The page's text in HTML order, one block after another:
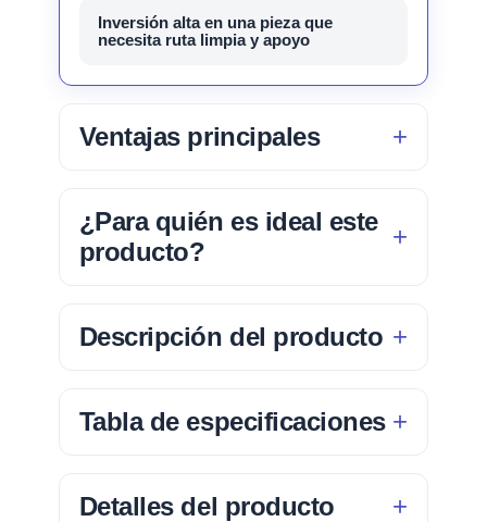
Inversión alta en una pieza que
necesita ruta limpia y apoyo
Ventajas principales
¿Para quién es ideal este
producto?
Descripción del producto
Tabla de especificaciones
Detalles del producto